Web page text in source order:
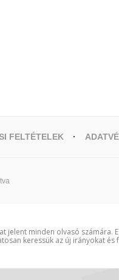
FELTÉTELEK
jelent minden olvasó számára.
keressük az új irányokat és